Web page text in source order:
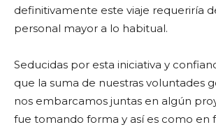
definitivamente este viaje requeriría
personal mayor a lo habitual.
Seducidas por esta iniciativa y
que la suma de nuestras voluntades
nos embarcamos juntas en algún
fue tomando forma y así es como en